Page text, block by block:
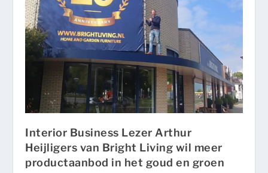
Interior Business Lezer Arthur
Heijligers van Bright Living wil meer
productaanbod in het goud en groen